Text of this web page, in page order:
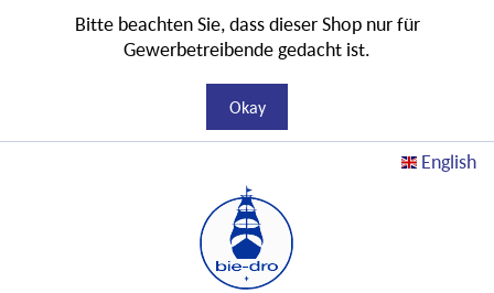
English
Bitte beachten Sie, dass dieser Shop nur für
Gewerbetreibende gedacht ist.
Okay